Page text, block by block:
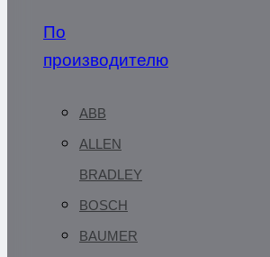
По
производителю
ABB
ALLEN
BRADLEY
BOSCH
BAUMER